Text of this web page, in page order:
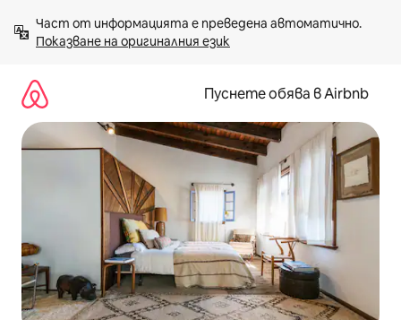
към
съдържанието
Показване на оригиналния език
Пуснете обява в Airbnb